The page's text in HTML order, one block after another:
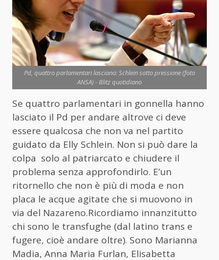
Pd, quattro parlamentari lasciano: Schlein sotto pressione (foto
ANSA) - Blitz quotidiano
Se quattro parlamentari in gonnella hanno
lasciato il Pd per andare altrove ci deve
essere qualcosa che non va nel partito
guidato da Elly Schlein. Non si può dare la
colpa solo al patriarcato e chiudere il
problema senza approfondirlo. E’un
ritornello che non è più di moda e non
placa le acque agitate che si muovono in
via del Nazareno.Ricordiamo innanzitutto
chi sono le transfughe (dal latino trans e
fugere, cioè andare oltre). Sono Marianna
Madia, Anna Maria Furlan, Elisabetta